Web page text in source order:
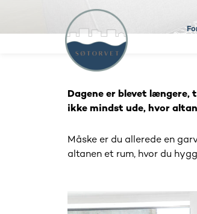
indholdet
Dagene er blevet længere,
ikke mindst ude, hvor
Måske er du allerede en
altanen et rum, hvor du